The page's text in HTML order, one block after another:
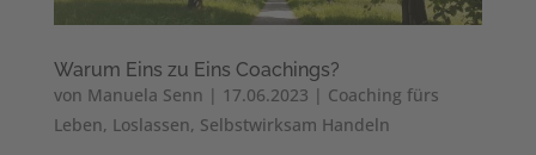
Warum Eins zu Eins Coachings?
von Manuela Senn | 17.06.2023 | Coaching fürs
Leben, Loslassen, Selbstwirksam Handeln